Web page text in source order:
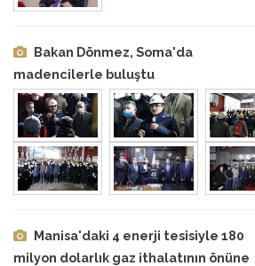
Bakan Dönmez, Soma'da
madencilerle buluştu
Manisa'daki 4 enerji tesisiyle 180
milyon dolarlık gaz ithalatının önüne